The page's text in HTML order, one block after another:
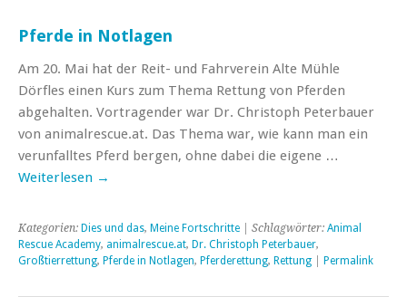
Pferde in Notlagen
Am 20. Mai hat der Reit- und Fahrverein Alte Mühle
Dörfles einen Kurs zum Thema Rettung von Pferden
abgehalten. Vortragender war Dr. Christoph Peterbauer
von animalrescue.at. Das Thema war, wie kann man ein
verunfalltes Pferd bergen, ohne dabei die eigene …
Weiterlesen →
Kategorien: Dies und das, Meine Fortschritte | Schlagwörter: Animal
Rescue Academy, animalrescue.at, Dr. Christoph Peterbauer,
Großtierrettung, Pferde in Notlagen, Pferderettung, Rettung Permalink